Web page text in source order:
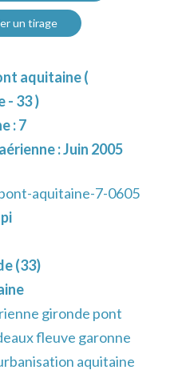
un tirage
aquitaine (
- 33 )
: 7
: Juin 2005
aquitaine-7-0605
(33)
gironde pont
fleuve garonne
aquitaine